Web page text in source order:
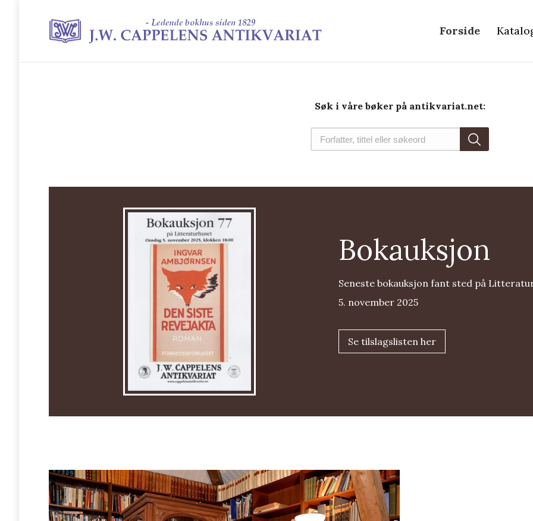
Forside
Søk i våre bøker på antikvariat.net:
Bokauksjon
Seneste bokauksjon fant sted på
5. november 2025
Se tilslagslisten her